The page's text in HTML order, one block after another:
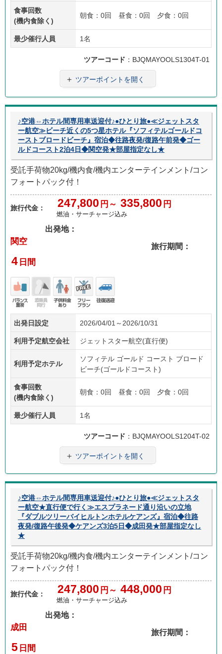
食事回数
(機内食除く)
朝食：0回 昼食：0回 夕食：0回
最少催行人員 1名
ツアーコード ：BJQMAYOOLS1304T-01
＋ ツアーポイントを開く
♪空港⇔ホテル間専用車送迎付♪●ひとり旅●≪ジェットスタ
ー航空≫ビーチ近くの5つ星ホテル『ソフィテルゴールドコ
ーストブロードビーチ』宿泊◆往路夜発/復路午前発◆ゴー
ルドコースト2泊4日◆関空発★部屋指定なし★
受託手荷物20kg/機内食/機内エンターテインメント/コン
フォートパック付！
旅行代金： 247,800 円～ 335,800 円
燃油・サーチャージ込み
出発地：
関空
旅行期間：
4 日間
バラ
ンス
重視
添乗
員無
し
子供
あり
フリ
ープ
ラン
往復
送迎
出発日設定 2026/04/01～2026/10/31
利用予定航空会社 ジェットスター航空(直行便)
利用予定ホテル
ソフィテル ゴールド コースト ブロード
ビーチ(ゴールドコースト)
食事回数
(機内食除く)
朝食：0回 昼食：0回 夕食：0回
最少催行人員 1名
ツアーコード ：BJQMAYOOLS1204T-02
＋ ツアーポイントを開く
♪空港⇔ホテル間専用車送迎付♪●ひとり旅●≪ジェットスタ
ー航空★直行便で行く≫エスプラネード通り沿いの立地
『ダブルツリーバイヒルトンホテルケアンズ』宿泊◆往路
夜発/復路午後発◆ケアンズ3泊5日◆成田発★部屋指定なし
★
受託手荷物20kg/機内食/機内エンターテインメント/コン
フォートパック付！
旅行代金： 247,800 円～ 448,000 円
燃油・サーチャージ込み
出発地：
成田
旅行期間：
5 日間